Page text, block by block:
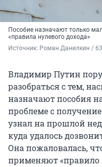
Пособие назначают только
«правила нулевого дохода»
Источник: Роман Данилкин /
Владимир Путин
разобраться с тем,
назначают пособия
проблеме с
узнал на прошлой
куда удалось
Она пожаловалась,
применяют «правило